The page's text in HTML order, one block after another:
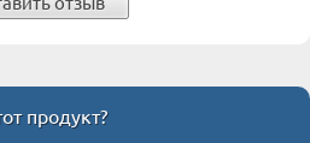
продукт?